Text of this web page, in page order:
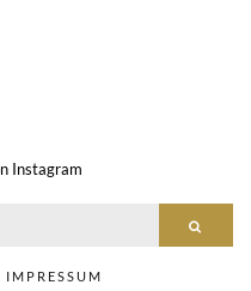
Instagram
IMPRESSUM